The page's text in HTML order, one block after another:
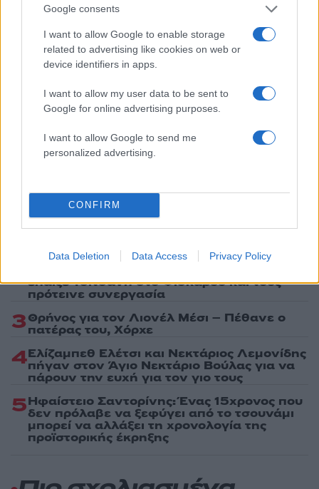
Google consents
I want to allow Google to enable storage
related to advertising like cookies on web or
device identifiers in apps.
I want to allow my user data to be sent to
Google for online advertising purposes.
I want to allow Google to send me
personalized advertising.
CONFIRM
Data Deletion Data Access Privacy Policy
ΒΟΥΝΤΟΥ
ΣΥΖΥΓΟΣ
Share:
Ακολουθήστε το Νewsit.gr στο
ενημερωθείτε πρώτοι για όλη την ειδησεογραφία και τα
τελευταία νέατης ημέρας
Πιο δημοφιλή
1 Κωνσταντίνος Αργυρός και Αλεξάνδρα
με τα δύο παιδιά τους
έπαιζε Τσιτσάνη στο Φισκάρδο και τους
πρότεινε συνεργασία
3Θρήνος για τον Λιονέλ Μέσι – Πέθανε ο
πατέρας του, Χόρχε
4Ελίζαμπεθ Ελέτσι και Νεκτάριος Λεμονίδης
πήγαν στον Άγιο Νεκτάριο Βούλας για να
πάρουν την ευχή για τον γιο τους
5Ηφαίστειο Σαντορίνης: Ένας 15χρονος που
δεν πρόλαβε να ξεφύγει από το τσουνάμι
μπορεί να αλλάξει τη χρονολογία της
προϊστορικής έκρηξης